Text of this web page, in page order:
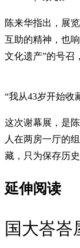
陈来华指出，展
互助的精神，也
文化遗产”的号召
“我从43岁开始收
这次谢幕展，是
人在两房一厅的
藏，只为保存历
延伸阅读
国大峇峇